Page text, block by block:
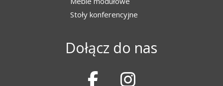
Stoły konferencyjne
Dołącz do nas